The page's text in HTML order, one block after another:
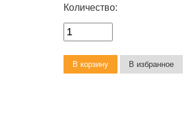
Количество: